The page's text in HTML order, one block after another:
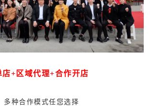
店+区域代理+合作开店
多种合作模式任您选择